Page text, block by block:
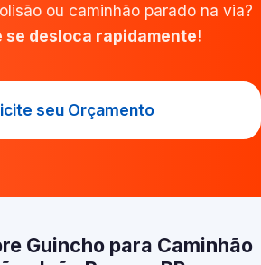
ou caminhão parado na via?
se desloca rapidamente!
seu Orçamento
Guincho para Caminhão